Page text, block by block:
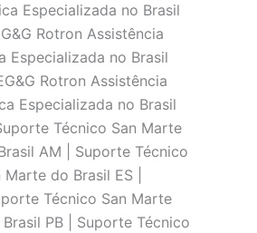
Especializada no Brasil
Rotron Assistência
Especializada no Brasil
Rotron Assistência
Especializada no Brasil
Técnico San Marte
AM | Suporte Técnico
do Brasil ES |
Técnico San Marte
PB | Suporte Técnico